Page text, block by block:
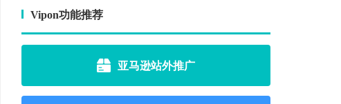
Vipon功能推荐
亚马逊站外推广